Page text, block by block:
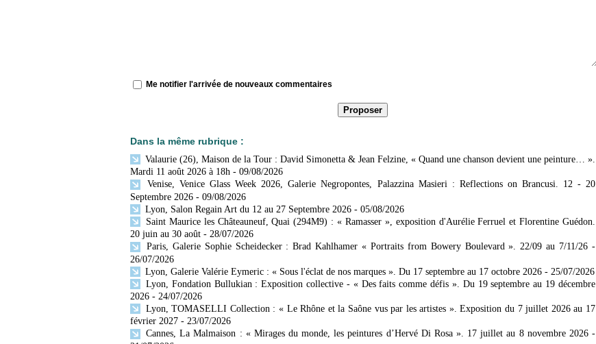
Me notifier l'arrivée de nouveaux commentaires
Dans la même rubrique :
Valaurie (26), Maison de la Tour : David Simonetta & Jean Felzine, « Quand une chanson devient une peinture… ».
Mardi 11 août 2026 à 18h - 09/08/2026
Venise, Venice Glass Week 2026, Galerie Negropontes, Palazzina Masieri : Reflections on Brancusi. 12 - 20
Septembre 2026 - 09/08/2026
Lyon, Salon Regain Art du 12 au 27 Septembre 2026 - 05/08/2026
Saint Maurice les Châteauneuf, Quai (294M9) : « Ramasser », exposition d'Aurélie Ferruel et Florentine Guédon.
20 juin au 30 août - 28/07/2026
Paris, Galerie Sophie Scheidecker : Brad Kahlhamer « Portraits from Bowery Boulevard ». 22/09 au 7/11/26 -
26/07/2026
Lyon, Galerie Valérie Eymeric : « Sous l'éclat de nos marques ». Du 17 septembre au 17 octobre 2026 - 25/07/2026
Lyon, Fondation Bullukian : Exposition collective - « Des faits comme défis ». Du 19 septembre au 19 décembre
2026 - 24/07/2026
Lyon, TOMASELLI Collection : « Le Rhône et la Saône vus par les artistes ». Exposition du 7 juillet 2026 au 17
février 2027 - 23/07/2026
Cannes, La Malmaison : « Mirages du monde, les peintures d’Hervé Di Rosa ». 17 juillet au 8 novembre 2026 -